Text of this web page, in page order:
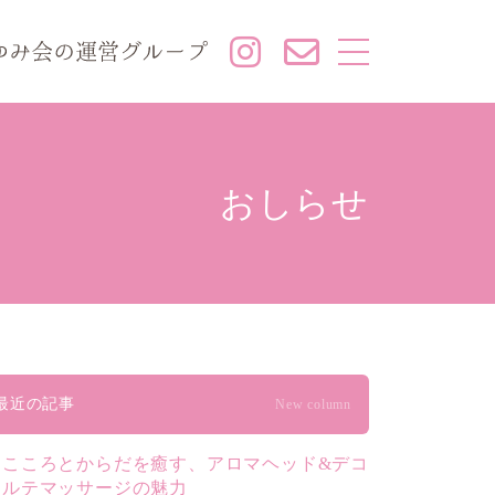
おしらせ
近の記事 New column
こころとからだを癒す、アロマヘッド&デコ
ルテマッサージの魅力